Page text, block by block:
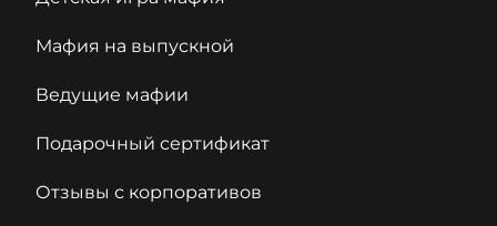
Мафия на выпускной
Ведущие мафии
Подарочный сертификат
Отзывы с корпоративов